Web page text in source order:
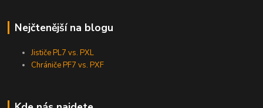
Nejčtenější na blogu
Jističe PL7 vs. PXL
Chrániče PF7 vs. PXF